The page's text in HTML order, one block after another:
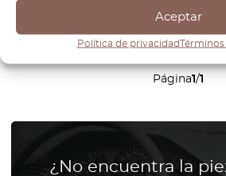
Aceptar
Política de privacidadTérminos
Página1/1
1
¿No encuentra la